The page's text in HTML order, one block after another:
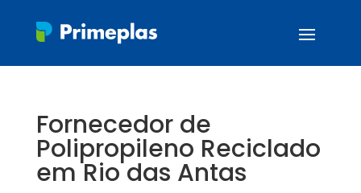
Fornecedor de
Polipropileno Reciclado
em Rio das Antas